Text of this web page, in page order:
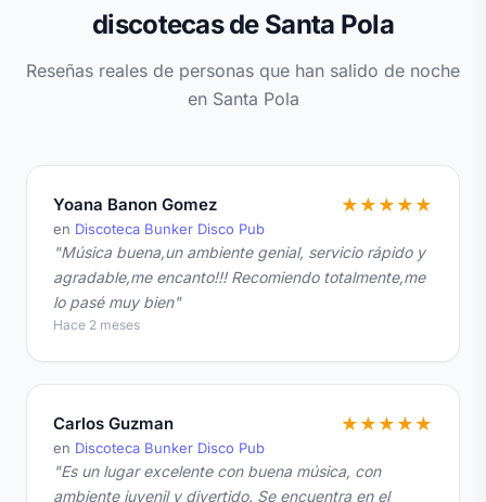
discotecas de Santa Pola
Reseñas reales de personas que han salido de noche
en Santa Pola
Yoana Banon Gomez
en Discoteca Bunker Disco Pub
★ ★ ★ ★ ★
"Música buena,un ambiente genial, servicio rápido y
agradable,me encanto!!! Recomiendo totalmente,me
lo pasé muy bien"
Hace 2 meses
Carlos Guzman
en Discoteca Bunker Disco Pub
★ ★ ★ ★ ★
"Es un lugar excelente con buena música, con
ambiente juvenil y divertido. Se encuentra en el